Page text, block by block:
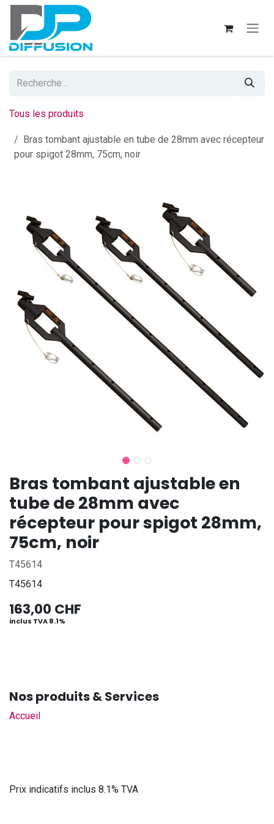
Se rendre au contenu
Tous les produits
Bras tombant ajustable en tube de 28mm avec récepteur
pour spigot 28mm, 75cm, noir
Bras tombant ajustable en
tube de 28mm avec
récepteur pour spigot 28mm,
75cm, noir
T45614
T45614
163,00 CHF
inclus TVA 8.1%
Nos produits & Services
Accueil
Prix indicatifs inclus 8.1% TVA